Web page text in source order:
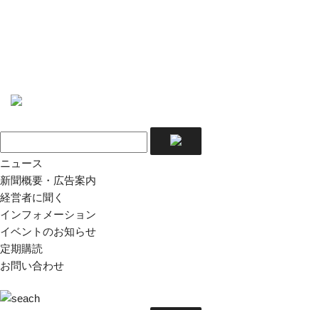
ニュース
新聞概要・広告案内
経営者に聞く
インフォメーション
イベントのお知らせ
定期購読
お問い合わせ